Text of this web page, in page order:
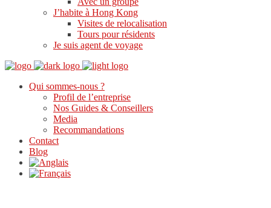
J’habite à Hong Kong
Visites de relocalisation
Tours pour résidents
Je suis agent de voyage
Qui sommes-nous ?
Profil de l’entreprise
Nos Guides & Conseillers
Media
Recommandations
Contact
Blog